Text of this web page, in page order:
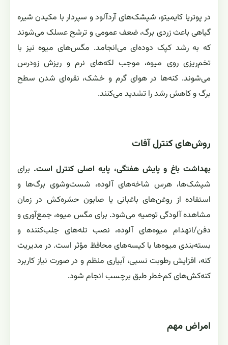
در پوتریا کایمیتو، شپشک‌های آردآلود و سپردار با مکیدن شیره
گیاهی باعث زردی برگ، ضعف عمومی و ترشح عسلک می‌شوند
که به رشد کپک دوده‌ای می‌انجامد. مگس‌های میوه نیز با
تخم‌ریزی روی میوه، موجب لکه‌های نرم و ریزش زودرس
می‌شوند. کنه‌ها در هوای گرم و خشک، نقره‌ای شدن سطح
برگ و کاهش رشد را تشدید می‌کنند.
روش‌های کنترل آفات
بهداشت باغ و پایش هفتگی، پایه اصلی کنترل است. برای
شپشک‌ها، هرس شاخه‌های آلوده، شست‌وشوی برگ‌ها و
استفاده از روغن‌های باغبانی یا صابون حشره‌کش در زمان
مشاهده آلودگی توصیه می‌شود. برای مگس میوه، جمع‌آوری و
دفن/انهدام میوه‌های آلوده، نصب تله‌های جلب‌کننده و
بسته‌بندی میوه‌ها با کیسه‌های محافظ مؤثر است. در مدیریت
کنه، افزایش رطوبت نسبی، آبیاری منظم و در صورت نیاز کاربرد
کنه‌کش‌های کم‌خطر طبق برچسب انجام شود.
امراض مهم